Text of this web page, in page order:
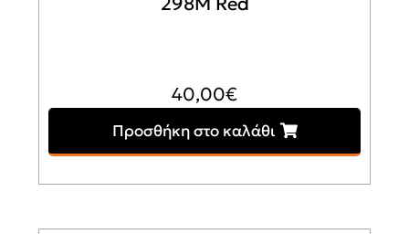
40,00€
Προσθήκη στο καλάθι